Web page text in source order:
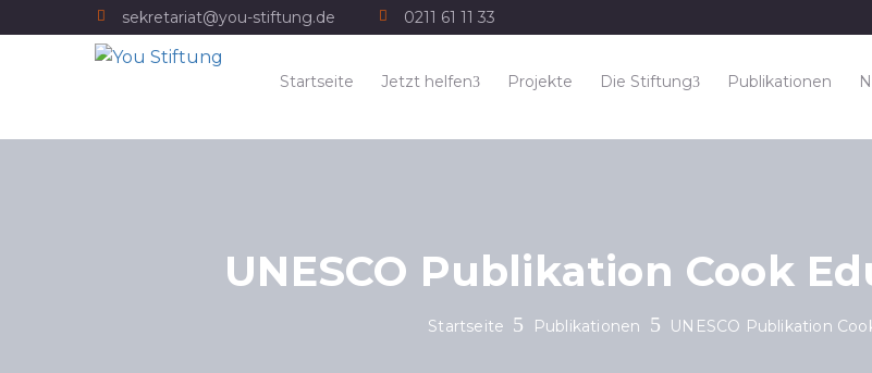
sekretariat@you-stiftung.de 0211 61 11 33
Startseite Jetzt helfen Projekte Die Stiftung Publikationen
UNESCO Publikation Cook
Startseite Publikationen UNESCO Publikation